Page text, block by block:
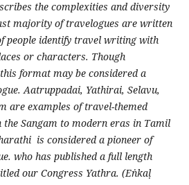
the complexities and diversity
majority of travelogues are written
people identify travel writing with
or characters. Though
format may be considered a
Aatruppadai, Yathirai, Selavu,
are examples of travel-themed
Sangam to modern eras in Tamil
is considered a pioneer of
who has published a full length
our Congress Yathra. (Eṅkaḷ